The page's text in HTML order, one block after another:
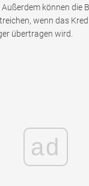
können die
wenn das
übertragen wird.
ad